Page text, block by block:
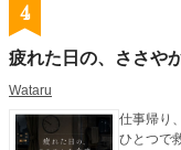
4
疲れた日の、ささや
Wataru
仕事帰り、
ひとつで